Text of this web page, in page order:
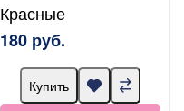
Красные
180 руб.
Купить